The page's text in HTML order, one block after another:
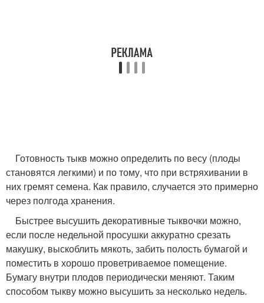
Готовность тыкв можно определить по весу (плоды
становятся легкими) и по тому, что при встряхивании в
них гремят семена. Как правило, случается это примерно
через полгода хранения.
Быстрее высушить декоративные тыквочки можно,
если после недельной просушки аккуратно срезать
макушку, выскоблить мякоть, забить полость бумагой и
поместить в хорошо проветриваемое помещение.
Бумагу внутри плодов периодически меняют. Таким
способом тыкву можно высушить за несколько недель.